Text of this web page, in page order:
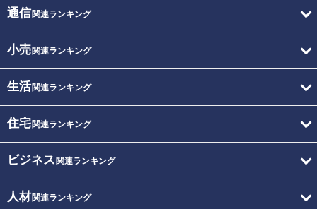
通信関連ランキング
小売関連ランキング
生活関連ランキング
住宅関連ランキング
ビジネス 関連ランキング
人材関連ランキング